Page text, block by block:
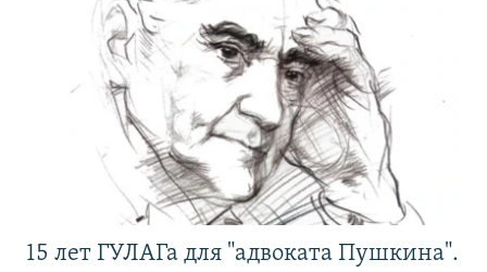
15 лет ГУЛАГа для "адвоката Пушкина".